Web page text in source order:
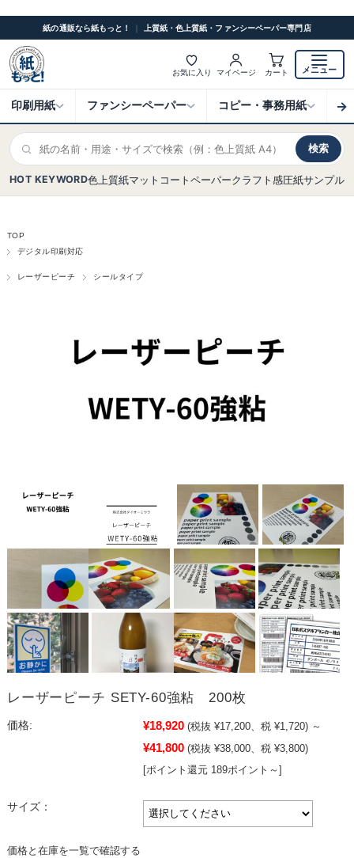
紙の通販なら紙もっと！ ｜ 上質紙・色上質紙・ファンシーペーパー専門店
お気に入り マイページ カート メニュー
印刷用紙 ファンシーペーパー コピー・事務用紙 ク
→
検索
HOT KEYWORD色上質紙マットコートペーパークラフト感圧紙サンプル
TOP
デジタル印刷対応
レーザーピーチ シールタイプ
レーザーピーチ SETY-60強粘 200枚
価格: ¥18,920 (税抜 ¥17,200、税 ¥1,720) ～
¥41,800 (税抜 ¥38,000、税 ¥3,800)
[ポイント還元 189ポイント～]
サイズ：
価格と在庫を一覧で確認する